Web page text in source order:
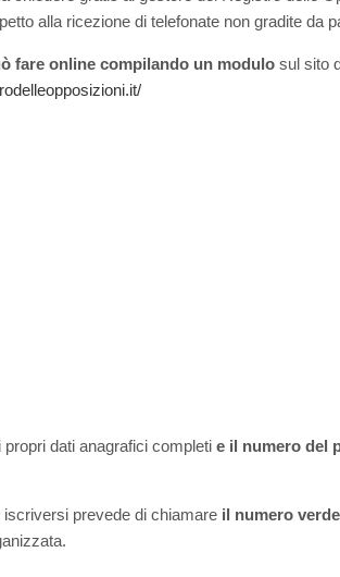
alla ricezione di telefonate non gradite da
fare online compilando un modulo sul sito
propri dati anagrafici completi e il numero del
iscriversi prevede di chiamare il numero